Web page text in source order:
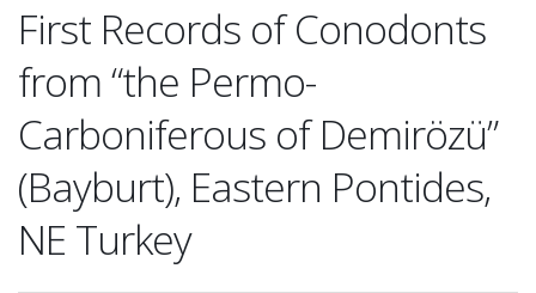
First Records of Conodonts
from “the Permo-
Carboniferous of Demirözü”
(Bayburt), Eastern Pontides,
NE Turkey